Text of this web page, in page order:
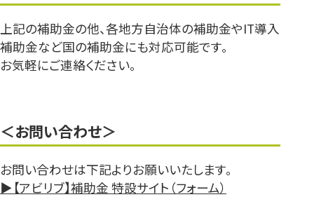
上記の補助金の他、各地方自治体の補助金やIT導入
補助金など国の補助金にも対応可能です。
お気軽にご連絡ください。
＜お問い合わせ＞
お問い合わせは下記よりお願いいたします。
▶【アビリブ】補助金 特設サイト（フォーム）